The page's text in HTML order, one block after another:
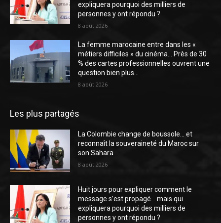
expliquera pourquoi des milliers de
personnes y ont répondu ?
8 août 2026
La femme marocaine entre dans les «
métiers difficiles » du cinéma… Près de 30
% des cartes professionnelles ouvrent une
question bien plus...
8 août 2026
Les plus partagés
La Colombie change de boussole… et
reconnaît la souveraineté du Maroc sur
son Sahara
8 août 2026
Huit jours pour expliquer comment le
message s’est propagé… mais qui
expliquera pourquoi des milliers de
personnes y ont répondu ?